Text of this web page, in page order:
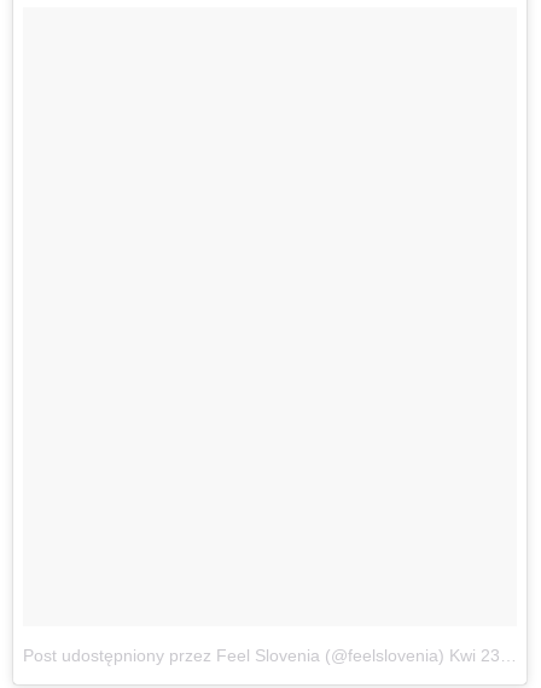
Post udostępniony przez Feel Slovenia (@feelslovenia) Kwi 23, 2018 o 12:02 PDT